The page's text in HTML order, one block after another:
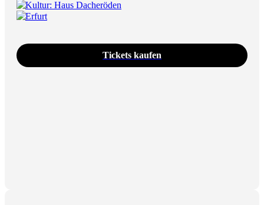
Kultur: Haus Dacheröden
Erfurt
Tickets kaufen